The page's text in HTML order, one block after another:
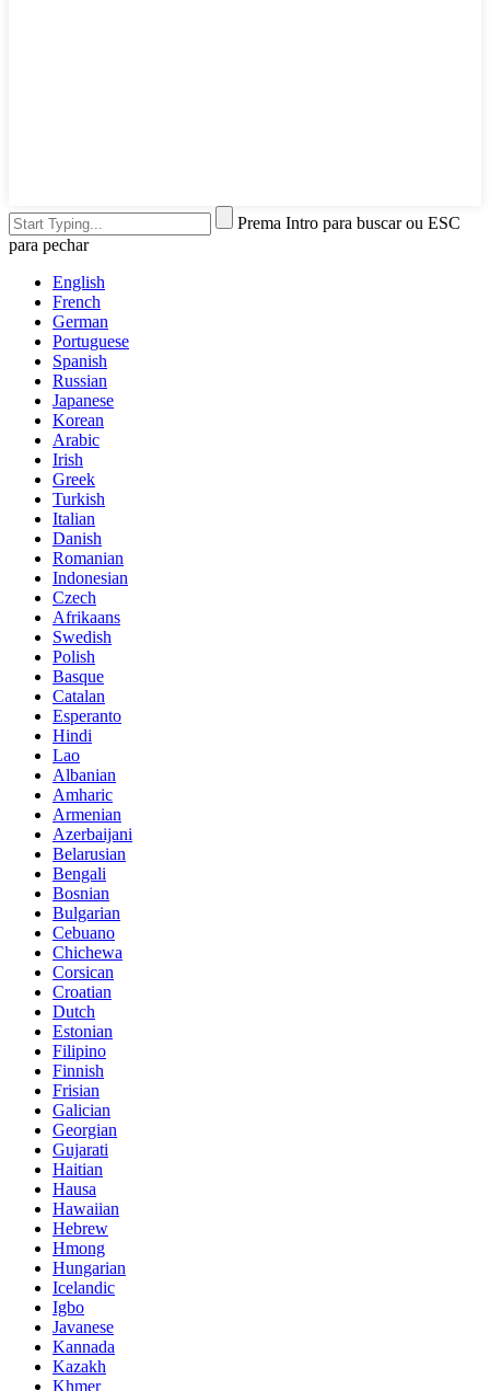
Prema Intro para buscar ou ESC
para pechar
English
French
German
Portuguese
Spanish
Russian
Japanese
Korean
Arabic
Irish
Greek
Turkish
Italian
Danish
Romanian
Indonesian
Czech
Afrikaans
Swedish
Polish
Basque
Catalan
Esperanto
Hindi
Lao
Albanian
Amharic
Armenian
Azerbaijani
Belarusian
Bengali
Bosnian
Bulgarian
Cebuano
Chichewa
Corsican
Croatian
Dutch
Estonian
Filipino
Finnish
Frisian
Galician
Georgian
Gujarati
Haitian
Hausa
Hawaiian
Hebrew
Hmong
Hungarian
Icelandic
Igbo
Javanese
Kannada
Kazakh
Khmer